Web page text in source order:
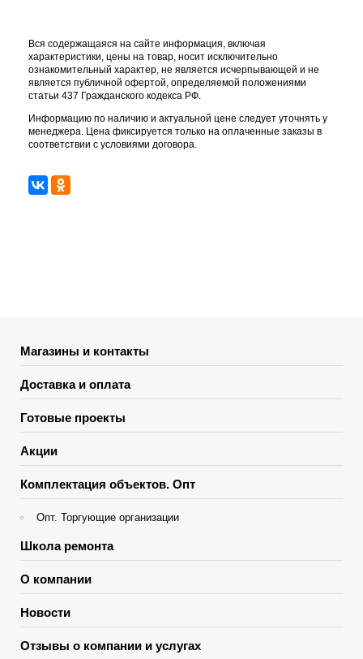
Вся содержащаяся на сайте информация, включая
характеристики, цены на товар, носит исключительно
ознакомительный характер, не является исчерпывающей и не
является публичной офертой, определяемой положениями
статьи 437 Гражданского кодекса РФ.
Информацию по наличию и актуальной цене следует уточнять у
менеджера. Цена фиксируется только на оплаченные заказы в
соответствии с условиями договора.
Магазины и контакты
Доставка и оплата
Готовые проекты
Акции
Комплектация объектов. Опт
Опт. Торгующие организации
Школа ремонта
О компании
Новости
Отзывы о компании и услугах